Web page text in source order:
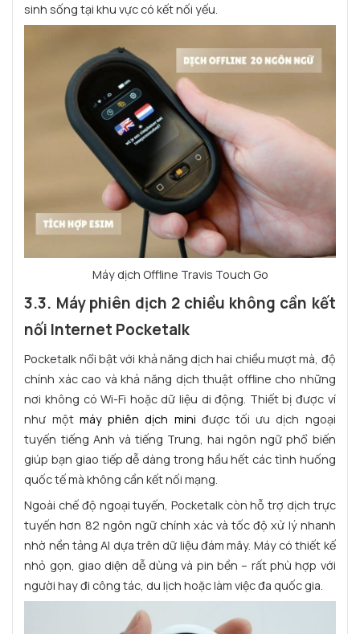
sinh sống tại khu vực có kết nối yếu.
Máy dịch Offline Travis Touch Go
3.3. Máy phiên dịch 2 chiều không cần kết
nối Internet Pocketalk
Pocketalk nổi bật với khả năng dịch hai chiều mượt mà, độ
chính xác cao và khả năng dịch thuật offline cho những
nơi không có Wi-Fi hoặc dữ liệu di động. Thiết bị được ví
như một máy phiên dịch mini được tối ưu dịch ngoại
tuyến tiếng Anh và tiếng Trung, hai ngôn ngữ phổ biến
giúp bạn giao tiếp dễ dàng trong hầu hết các tình huống
quốc tế mà không cần kết nối mạng.
Ngoài chế độ ngoại tuyến, Pocketalk còn hỗ trợ dịch trực
tuyến hơn 82 ngôn ngữ chính xác và tốc độ xử lý nhanh
nhờ nền tảng AI dựa trên dữ liệu đám mây. Máy có thiết kế
nhỏ gọn, giao diện dễ dùng và pin bền – rất phù hợp với
người hay đi công tác, du lịch hoặc làm việc đa quốc gia.